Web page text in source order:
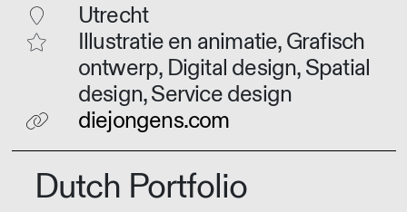
Utrecht
Illustratie en animatie, Grafisch
ontwerp, Digital design, Spatial
design, Service design
diejongens.com
Dutch Portfolio